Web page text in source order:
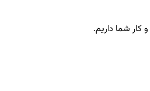
کار شما داریم.